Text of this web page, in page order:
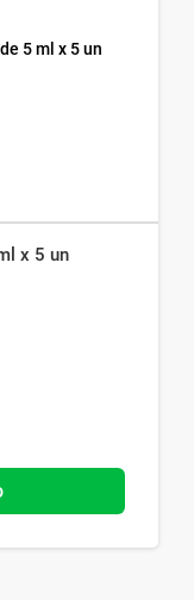
x 5 un